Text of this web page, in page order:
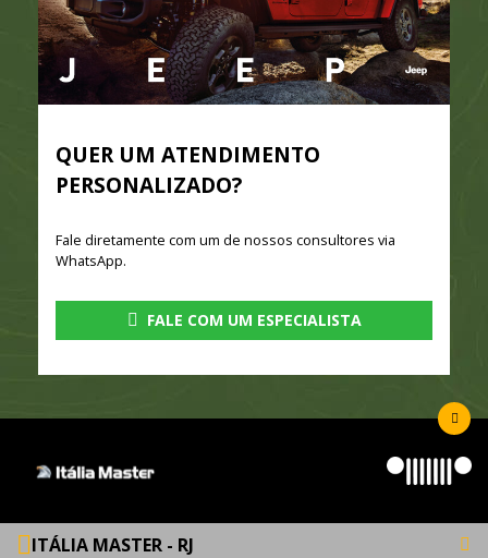
QUER UM ATENDIMENTO
PERSONALIZADO?
Fale diretamente com um de nossos consultores via
WhatsApp.
FALE COM UM ESPECIALISTA
ITÁLIA MASTER - RJ